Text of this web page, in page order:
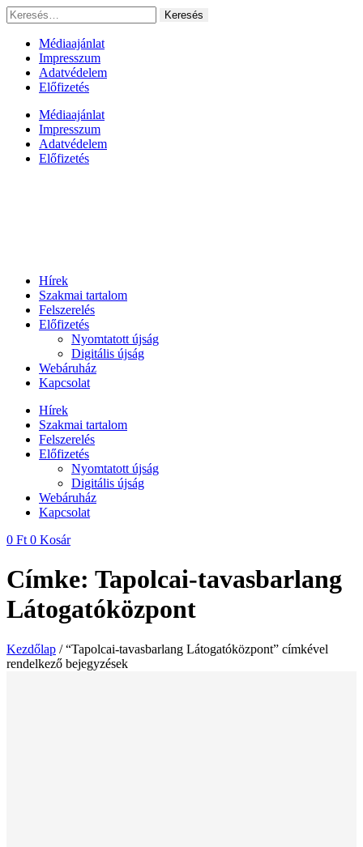
Ugrás
a
tartalomhoz
Keresés:
Médiaajánlat
Impresszum
Adatvédelem
Előfizetés
Médiaajánlat
Impresszum
Adatvédelem
Előfizetés
Hírek
Szakmai tartalom
Felszerelés
Előfizetés
Nyomtatott újság
Digitális újság
Webáruház
Kapcsolat
Hírek
Szakmai tartalom
Felszerelés
Előfizetés
Nyomtatott újság
Digitális újság
Webáruház
Kapcsolat
0 Ft 0 Kosár
Címke: Tapolcai-tavasbarlang
Látogatóközpont
Kezdőlap / “Tapolcai-tavasbarlang Látogatóközpont” címkével
rendelkező bejegyzések